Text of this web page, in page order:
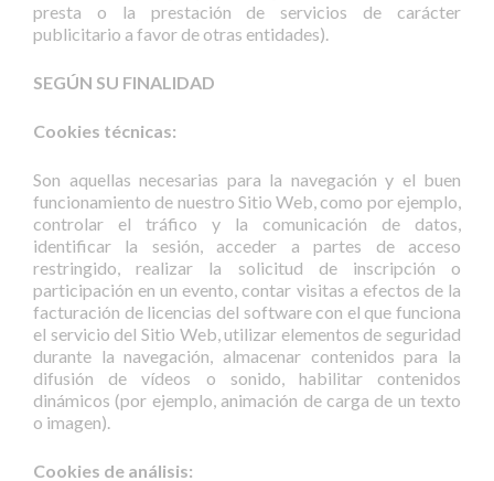
presta o la prestación de servicios de carácter
publicitario a favor de otras entidades).
SEGÚN SU FINALIDAD
Cookies técnicas:
Son aquellas necesarias para la navegación y el buen
funcionamiento de nuestro Sitio Web, como por ejemplo,
controlar el tráfico y la comunicación de datos,
identificar la sesión, acceder a partes de acceso
restringido, realizar la solicitud de inscripción o
participación en un evento, contar visitas a efectos de la
facturación de licencias del software con el que funciona
el servicio del Sitio Web, utilizar elementos de seguridad
durante la navegación, almacenar contenidos para la
difusión de vídeos o sonido, habilitar contenidos
dinámicos (por ejemplo, animación de carga de un texto
o imagen).
Cookies de análisis: